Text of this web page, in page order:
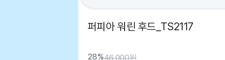
퍼피아 워린 후드_TS2117
28%46,000원